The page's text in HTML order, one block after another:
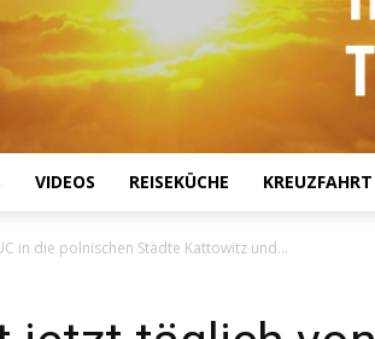
VIDEOS REISEKÜCHE KREUZFAHRT
in die polnischen Städte Kattowitz und...